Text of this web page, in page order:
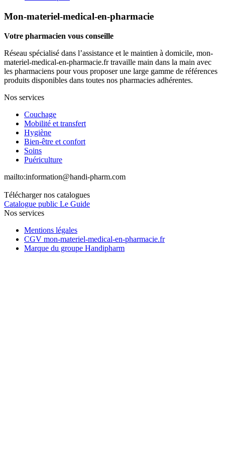
Mon-materiel-medical-en-pharmacie
Votre pharmacien vous conseille
Réseau spécialisé dans l’assistance et le maintien à domicile, mon-
materiel-medical-en-pharmacie.fr travaille main dans la main avec
les pharmaciens pour vous proposer une large gamme de références
produits disponibles dans toutes nos pharmacies adhérentes.
Nos services
Couchage
Mobilité et transfert
Hygiène
Bien-être et confort
Soins
Puériculture
mailto:information@handi-pharm.com
Télécharger nos catalogues
Catalogue public Le Guide
Nos services
Mentions légales
CGV mon-materiel-medical-en-pharmacie.fr
Marque du groupe Handipharm